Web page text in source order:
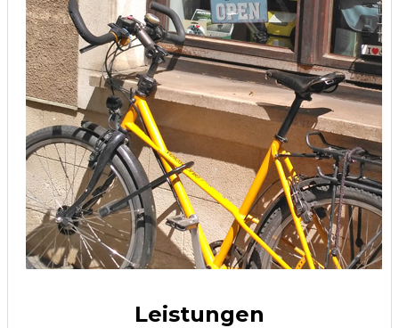
Leistungen